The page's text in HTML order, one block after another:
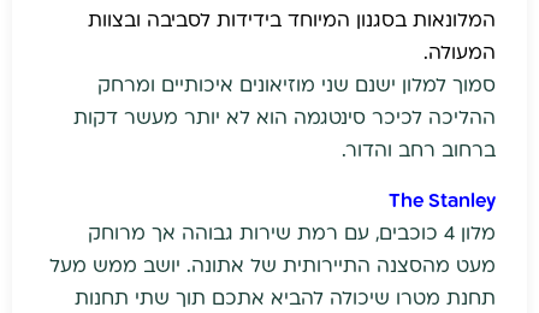
המלונאות בסגנון המיוחד בידידות לסביבה ובצוות
המעולה.
סמוך למלון ישנם שני מוזיאונים איכותיים ומרחק
ההליכה לכיכר סינטגמה הוא לא יותר מעשר דקות
ברחוב רחב והדור.
The Stanley
מלון 4 כוכבים, עם רמת שירות גבוהה אך מרוחק
מעט מהסצנה התיירותית של אתונה. יושב ממש מעל
תחנת מטרו שיכולה להביא אתכם תוך שתי תחנות